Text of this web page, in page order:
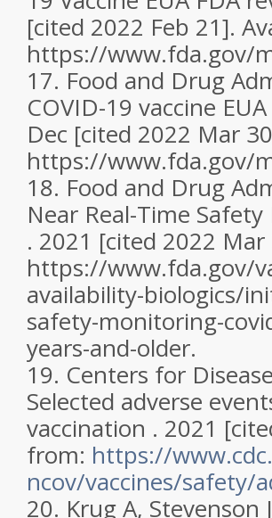
[cited 2022 Feb 21].
https://www.fda.gov/
17. Food and Drug
COVID-19 vaccine
Dec [cited 2022 Mar
https://www.fda.gov/
18. Food and Drug
Near Real-Time
. 2021 [cited 2022
https://www.fda.gov/
availability-biologics/
safety-monitoring-
years-and-older.
19. Centers for
Selected adverse
vaccination . 2021
from: https://
ncov/vaccines/safety/
20. Krug A, Stevenson